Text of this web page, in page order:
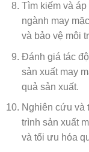
Tìm kiếm và
ngành may
và bảo vệ môi
Đánh giá tác
sản xuất may
quả sản xuất.
Nghiên cứu và
trình sản xuất
và tối ưu hóa